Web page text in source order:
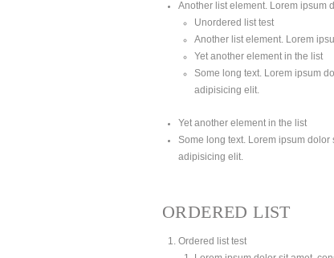
Another list element. Lorem ipsum
Unordered list test
Another list element. Lorem
Yet another element in the list
Some long text. Lorem ipsum
adipisicing elit.
Yet another element in the list
Some long text. Lorem ipsum
adipisicing elit.
ORDERED LIST
Ordered list test